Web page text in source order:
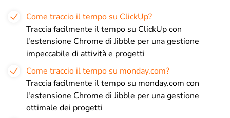
Come traccio il tempo su ClickUp?
Traccia facilmente il tempo su ClickUp con
l'estensione Chrome di Jibble per una gestione
impeccabile di attività e progetti
Come traccio il tempo su monday.com?
Traccia facilmente il tempo su monday.com con
l'estensione Chrome di Jibble per una gestione
ottimale dei progetti